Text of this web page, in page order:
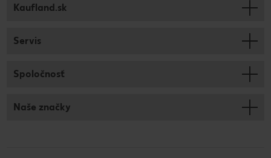
Kaufland.sk
Servis
Spoločnosť
Naše značky